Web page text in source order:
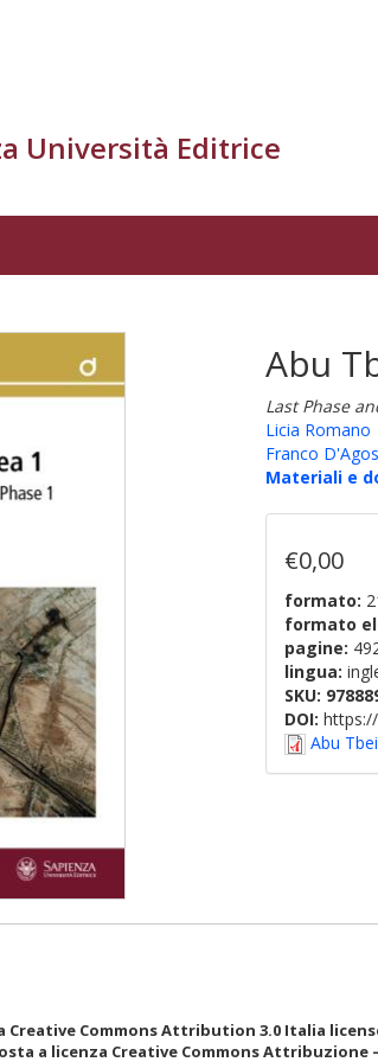
Università Editrice
Abu
Last Phase
Licia Romano
Franco
Materiali e
€0,00
formato:
formato
pagine:
lingua:
SKU:
DOI:
Abu
Commons Attribution 3.0 Italia license
a licenza Creative Commons Attribuzione –